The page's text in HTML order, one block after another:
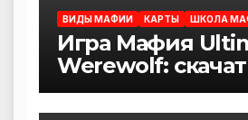
ВИДЫ МАФИИ КАРТЫ ШКОЛА
Игра Мафия
Werewolf:
распечатать
правила)